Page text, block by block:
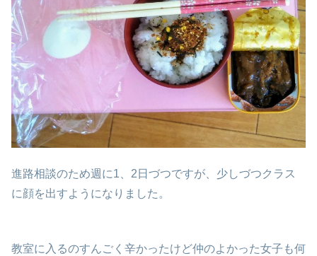
進路相談のため週に1、2日づつですが、少しづつクラス
に顔を出すようになりました。
教室に入るのすんごく辛かったけど仲のよかった女子も何